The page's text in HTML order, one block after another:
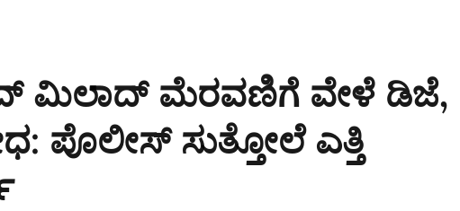
ಮಿಲಾದ್‌ ಮೆರವಣಿಗೆ ವೇಳೆ ಡಿಜೆ,
ಪೊಲೀಸ್‌ ಸುತ್ತೋಲೆ ಎತ್ತಿ